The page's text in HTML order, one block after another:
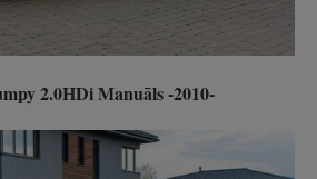
2.0HDi Manuāls -2010-